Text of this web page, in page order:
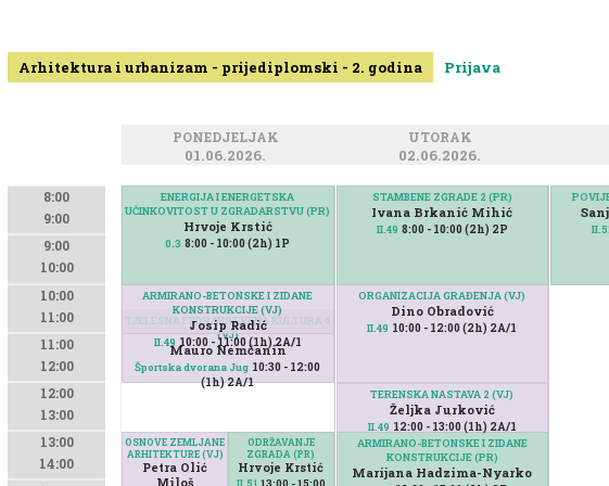
Arhitektura i urbanizam - prijediplomski - 2. godina Prijava
PONEDJELJAK
01.06.2026.
UTORAK
02.06.2026.
8:00
9:00
9:00
10:00
10:00
11:00
11:00
12:00
12:00
13:00
13:00
14:00
TJELESNA I ZDRAVSTVENA KULTURA 4
(VJ)
Mauro Nemčanin
Športska dvorana Jug 10:30 - 12:00
(1h) 2A/1
OSNOVE ZEMLJANE
ARHITEKTURE (VJ)
Petra Olić
Miloš
ODRŽAVANJE
ZGRADA (PR)
Hrvoje Krstić
II.51
ENERGIJA I ENERGETSKA
UČINKOVITOST U ZGRADARSTVU (PR)
Hrvoje Krstić
0.3 8:00 - 10:00 (2h) 1P
ARMIRANO-BETONSKE I ZIDANE
KONSTRUKCIJE (VJ)
Josip Radić
II.49 10:00 - 11:00 (1h) 2A/1
STAMBENE ZGRADE 2 (PR)
Ivana Brkanić Mihić
II.49 8:00 - 10:00 (2h) 2P
ORGANIZACIJA GRAĐENJA (VJ)
Dino Obradović
II.49 10:00 - 12:00 (2h) 2A/1
ARMIRANO-BETONSKE I ZIDANE
KONSTRUKCIJE (PR)
Marijana Hadzima-Nyarko
TERENSKA NASTAVA 2 (VJ)
Željka Jurković
II.49 12:00 - 13:00 (1h) 2A/1